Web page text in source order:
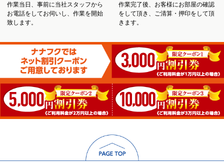
作業当日、事前に当社スタッフから
お電話をしてお伺いし、作業を開始
致します。
作業完了後、お客様にお部屋の確認
をして頂き、ご清算・押印をして頂
きます。